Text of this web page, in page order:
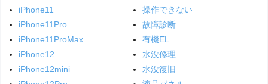
iPhone11
iPhone11Pro
iPhone11ProMax
iPhone12
iPhone12mini
操作できない
故障診断
有機EL
水没修理
水没復旧